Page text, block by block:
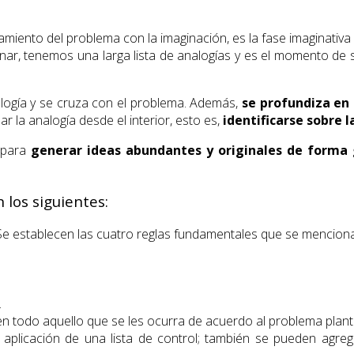
del problema con la imaginación, es la fase
tenemos una larga lista de analogías y es el momento
y se cruza con el problema. Además, se profundiza
la analogía desde el interior, esto es, identificarse sobre
generar ideas abundantes y originales de forma
los siguientes:
establecen las cuatro reglas fundamentales que se
todo aquello que se les ocurra de acuerdo al problema
de una lista de control; también se pueden